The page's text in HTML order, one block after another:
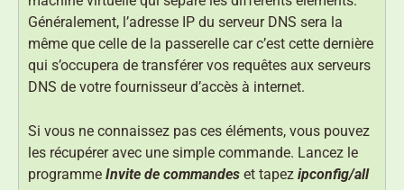
Généralement, l’adresse IP du serveur DNS sera la
même que celle de la passerelle car c’est cette dernière
qui s’occupera de transférer vos requêtes aux serveurs
DNS de votre fournisseur d’accès à internet.
Si vous ne connaissez pas ces éléments, vous pouvez
les récupérer avec une simple commande. Lancez le
programme Invite de commandes et tapez ipconfig/all